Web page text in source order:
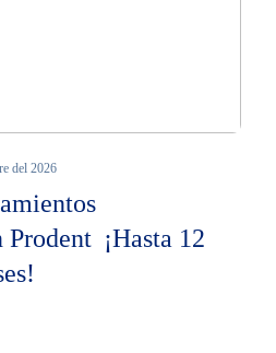
del 2026
¡Hasta 12